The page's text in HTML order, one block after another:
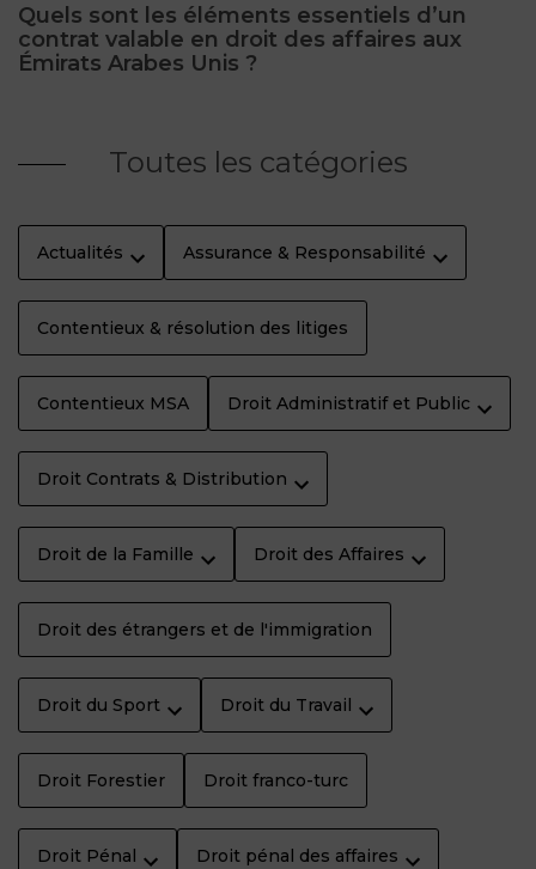
Quels sont les éléments essentiels d’un
contrat valable en droit des affaires aux
Émirats Arabes Unis ?
Toutes les catégories
Actualités Assurance & Responsabilité
Contentieux & résolution des litiges
Contentieux MSA Droit Administratif et Public
Droit Contrats & Distribution
Droit de la Famille Droit des Affaires
Droit des étrangers et de l'immigration
Droit du Sport Droit du Travail
Droit Forestier Droit franco-turc
Droit Pénal Droit pénal des affaires